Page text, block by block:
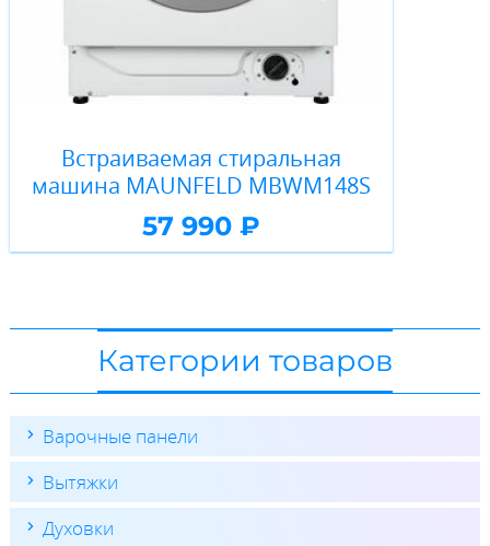
Встраиваемая стиральная
машина MAUNFELD MBWM148S
57 990 ₽
Категории товаров
Варочные панели
Вытяжки
Духовки